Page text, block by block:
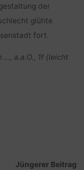
der
glühte
fort.
…, a.a.O., 1f (leicht
Jüngerer Beitrag